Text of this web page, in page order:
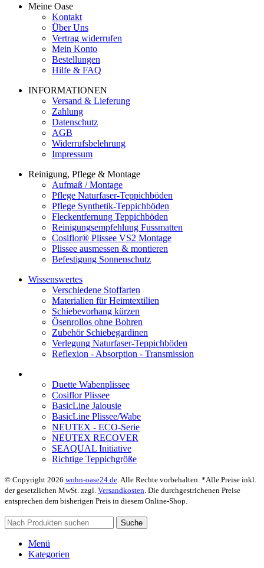
Meine Oase
Kontakt
Über Uns
Vertrag widerrufen
Mein Konto
Bestellungen
Hilfe & FAQ
INFORMATIONEN
Versand & Lieferung
Zahlung
Datenschutz
AGB
Widerrufsbelehrung
Impressum
Reinigung, Pflege & Montage
Aufmaß / Montage
Pflege Naturfaser-Teppichböden
Pflege Synthetik-Teppichböden
Fleckentfernung Teppichböden
Reinigungsempfehlung Fussmatten
Cosiflor® Plissee VS2 Montage
Plissee ausmessen & montieren
Befestigung Sonnenschutz
Wissenswertes
Verschiedene Stoffarten
Materialien für Heimtextilien
Schiebevorhang kürzen
Ösenrollos ohne Bohren
Zubehör Schiebegardinen
Verlegung Naturfaser-Teppichböden
Reflexion - Absorption - Transmission
Duette Wabenplissee
Cosiflor Plissee
BasicLine Jalousie
BasicLine Plissee/Wabe
NEUTEX - ECO-Serie
NEUTEX RECOVER
SEAQUAL Initiative
Richtige Teppichgröße
© Copyright 2026 wohn-oase24.de . Alle Rechte vorbehalten. *Alle Preise inkl.
der gesetzlichen MwSt. zzgl. Versandkosten . Die durchgestrichenen Preise
entsprechen dem bisherigen Preis in diesem Online-Shop.
Suche
Menü
Kategorien